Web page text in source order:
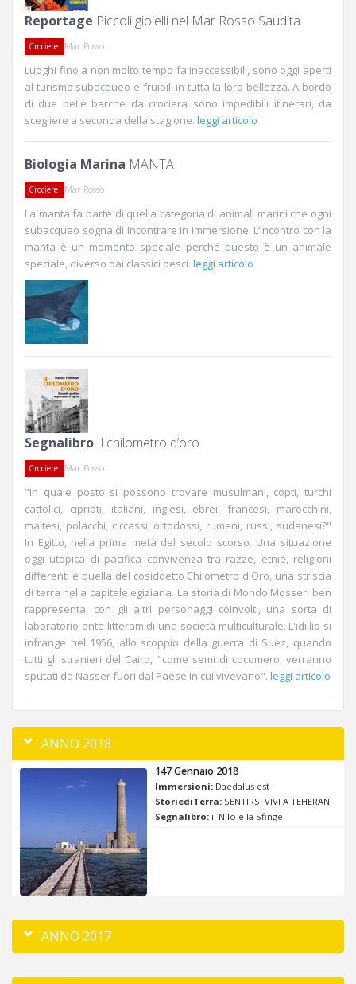
Reportage Piccoli gioielli nel Mar Rosso Saudita
Crociere Mar Rosso
Luoghi fino a non molto tempo fa inaccessibili, sono oggi aperti
al turismo subacqueo e fruibili in tutta la loro bellezza. A bordo
di due belle barche da crociera sono impedibili itinerari, da
scegliere a seconda della stagione. leggi articolo
Biologia Marina MANTA
Crociere Mar Rosso
La manta fa parte di quella categoria di animali marini che ogni
subacqueo sogna di incontrare in immersione. L’incontro con la
manta è un momento speciale perché questo è un animale
speciale, diverso dai classici pesci. leggi articolo
Segnalibro Il chilometro d’oro
Crociere Mar Rosso
"In quale posto si possono trovare musulmani, copti, turchi
cattolici, ciprioti, italiani, inglesi, ebrei, francesi, marocchini,
maltesi, polacchi, circassi, ortodossi, rumeni, russi, sudanesi?"
In Egitto, nella prima metà del secolo scorso. Una situazione
oggi utopica di pacifica convivenza tra razze, etnie, religioni
differenti è quella del cosiddetto Chilometro d'Oro, una striscia
di terra nella capitale egiziana. La storia di Mondo Mosseri ben
rappresenta, con gli altri personaggi coinvolti, una sorta di
laboratorio ante litteram di una società multiculturale. L'idillio si
infrange nel 1956, allo scoppio della guerra di Suez, quando
tutti gli stranieri del Cairo, "come semi di cocomero, verranno
sputati da Nasser fuori dal Paese in cui vivevano". leggi articolo
ANNO 2018
147 Gennaio 2018
Immersioni: Daedalus est
StoriediTerra: SENTIRSI VIVI A TEHERAN
Segnalibro: il Nilo e la Sfinge
ANNO 2017